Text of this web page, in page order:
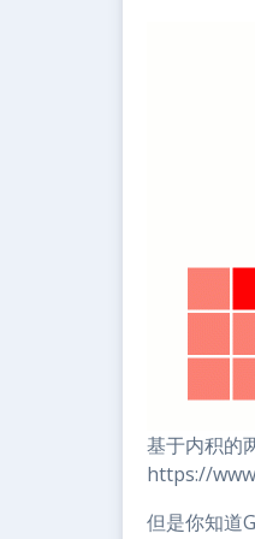
基于内积的
https://
但是你知道